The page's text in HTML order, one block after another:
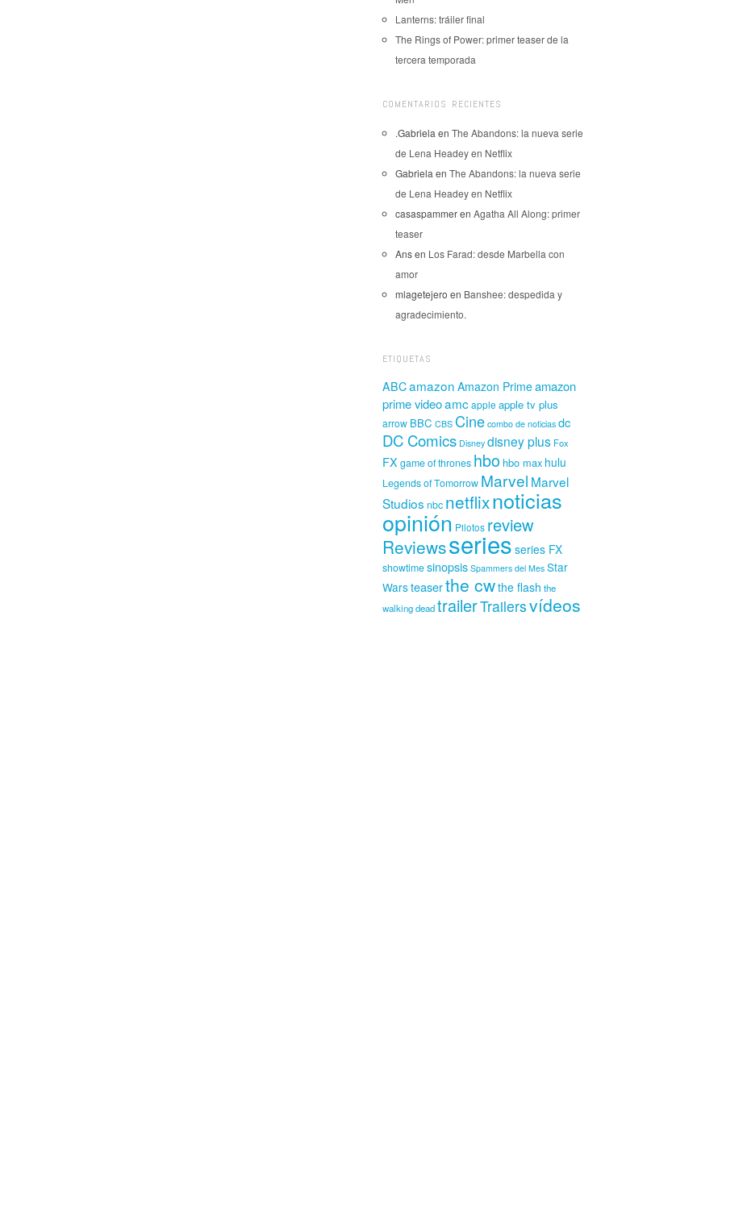
Lanterns: tráiler final
The Rings of Power: primer teaser de la
tercera temporada
COMENTARIOS RECIENTES
.Gabriela en The Abandons: la nueva serie
de Lena Headey en Netflix
Gabriela en The Abandons: la nueva serie
de Lena Headey en Netflix
casaspammeren Agatha All Along: primer
teaser
Ansen Los Farad: desde Marbella con
amor
mlagetejero en Banshee: despedida y
agradecimiento.
ETIQUETAS
ABCamazon Amazon Primeamazon
prime videoamcapple apple tv plus
arrow BBC CBS Cine combo de noticias dc
DC Comics Disney disney plus Fox
FX game of thrones hbo hbo max hulu
Legends of Tomorrow Marvel Marvel
Studios nbc netflixnoticias
opinión Pilotos review
Reviewsseries series FX
showtimesinopsis Spammers del Mes Star
Warsteaserthe cwthe flash the
walking deadtrailerTrailersvídeos